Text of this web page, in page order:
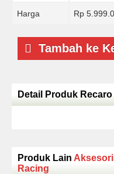
Harga Rp
Tambah ke
Detail Produk
Produk Lain
Racing